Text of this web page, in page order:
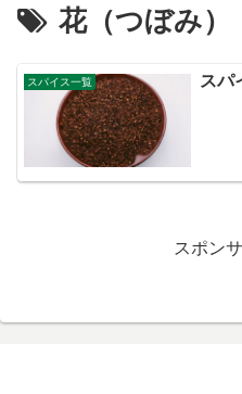
花（つぼみ）
スパイス一覧 スパ
スポン